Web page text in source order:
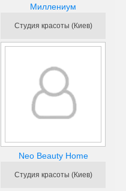
Миллениум
Студия красоты (Киев)
Neo Beauty Home
Студия красоты (Киев)